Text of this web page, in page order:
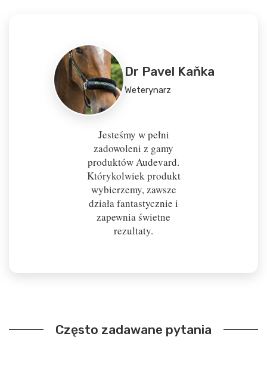
Dr Pavel Kaňka
Weterynarz
Jesteśmy w pełni
zadowoleni z gamy
produktów Audevard.
Którykolwiek produkt
wybierzemy, zawsze
działa fantastycznie i
zapewnia świetne
rezultaty.
Często zadawane pytania